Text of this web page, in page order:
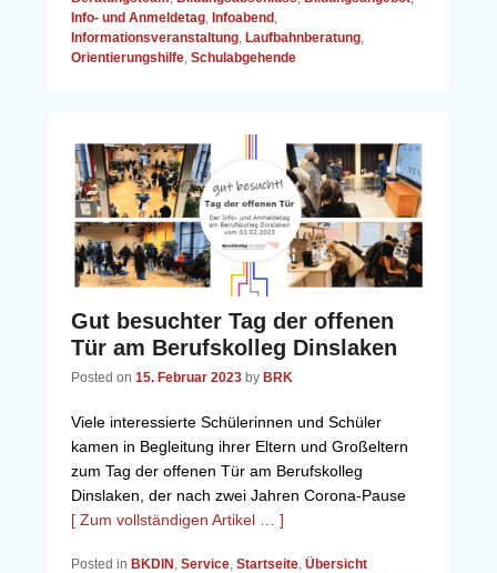
Info- und Anmeldetag, Infoabend,
Informationsveranstaltung, Laufbahnberatung,
Orientierungshilfe, Schulabgehende
Gut besuchter Tag der offenen
Tür am Berufskolleg Dinslaken
Posted on 15. Februar 2023 by BRK
Viele interessierte Schülerinnen und Schüler
kamen in Begleitung ihrer Eltern und Großeltern
zum Tag der offenen Tür am Berufskolleg
Dinslaken, der nach zwei Jahren Corona-Pause
[ Zum vollständigen Artikel … ]
Posted in BKDIN Service Startseite Übersicht